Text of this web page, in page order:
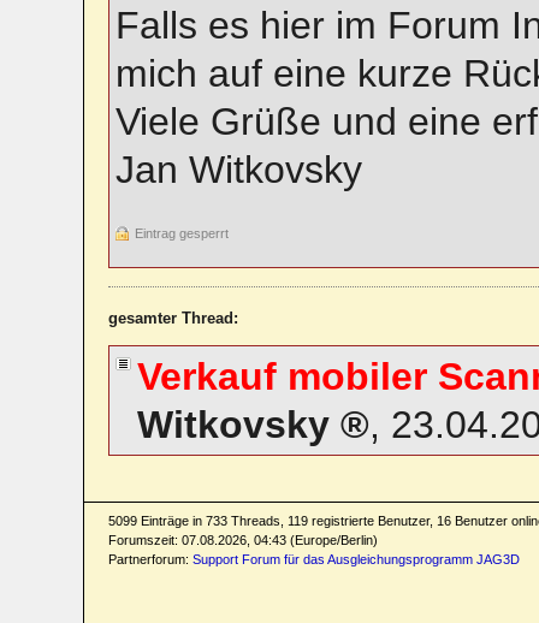
Falls es hier im Forum
mich auf eine kurze
Viele Grüße und eine
Jan Witkovsky
Eintrag gesperrt
gesamter Thread:
Verkauf mobiler
Witkovsky
,
5099 Einträge in 733 Threads, 119 registrierte Benutzer, 16 Benutzer
Forumszeit: 07.08.2026, 04:43 (Europe/Berlin)
Partnerforum: Support Forum für das Ausgleichungsprogramm JAG3D